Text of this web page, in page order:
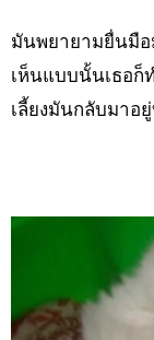
มันพยายามยื่นมือ
เห็นแบบนั้นเธอก็
เลี้ยงมันกลับมาอ